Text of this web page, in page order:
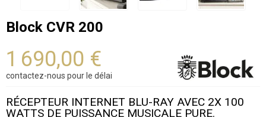
Block CVR 200
1 690,00 €
contactez-nous pour le délai
RÉCEPTEUR INTERNET BLU-RAY AVEC 2X 100
WATTS DE PUISSANCE MUSICALE PURE.